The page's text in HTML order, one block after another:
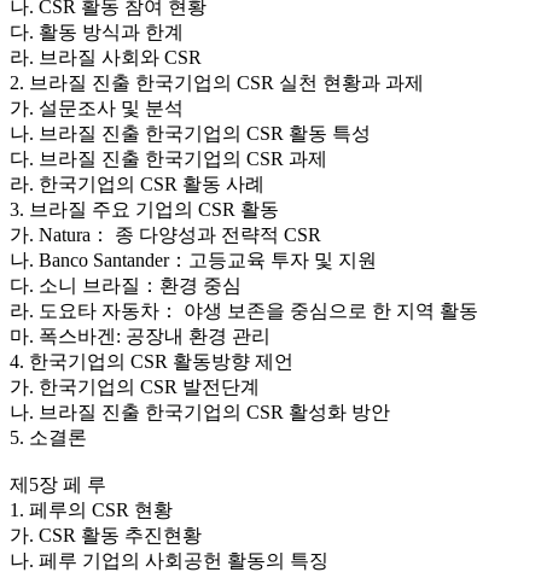
나. CSR 활동 참여 현황
다. 활동 방식과 한계
라. 브라질 사회와 CSR
2. 브라질 진출 한국기업의 CSR 실천 현황과 과제
가. 설문조사 및 분석
나. 브라질 진출 한국기업의 CSR 활동 특성
다. 브라질 진출 한국기업의 CSR 과제
라. 한국기업의 CSR 활동 사례
3. 브라질 주요 기업의 CSR 활동
가. Natura： 종 다양성과 전략적 CSR
나. Banco Santander：고등교육 투자 및 지원
다. 소니 브라질：환경 중심
라. 도요타 자동차： 야생 보존을 중심으로 한 지역 활동
마. 폭스바겐: 공장내 환경 관리
4. 한국기업의 CSR 활동방향 제언
가. 한국기업의 CSR 발전단계
나. 브라질 진출 한국기업의 CSR 활성화 방안
5. 소결론
제5장 페 루
1. 페루의 CSR 현황
가. CSR 활동 추진현황
나. 페루 기업의 사회공헌 활동의 특징